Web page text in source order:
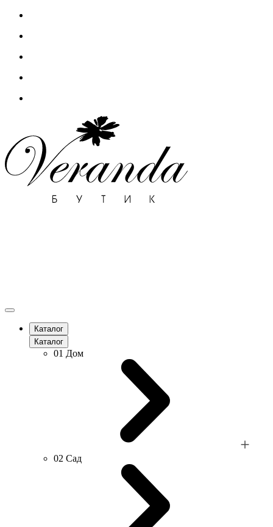
Каталог
Каталог
01 Дом
02 Сад